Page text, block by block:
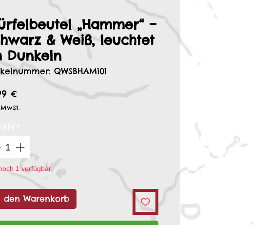
„Hammer“ –
& Weiß, leuchtet
Dunkeln
QWSBHAM101
€
1 verfügbar
den Warenkorb